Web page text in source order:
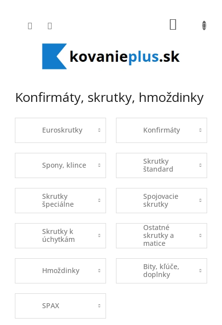
Konfirmáty, skrutky, hmoždinky
Euroskrutky Konfirmáty
Spony, klince
Skrutky
štandard
Skrutky
špeciálne
Spojovacie
skrutky
Skrutky k
úchytkám
Ostatné
skrutky a
matice
Hmoždinky
Bity, kľúče,
doplnky
SPAX